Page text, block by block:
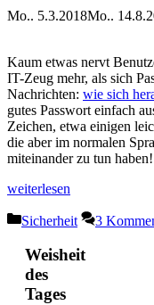
Mo.. 5.3.2018Mo..
Kaum etwas nervt
IT-Zeug mehr, als sich
Nachrichten: wie sich
gutes Passwort einfach
Zeichen, etwa einigen
die aber im normalen
miteinander zu tun haben!
weiterlesen
Kategorien
Sicherheit 3
Weisheit
des
Tages